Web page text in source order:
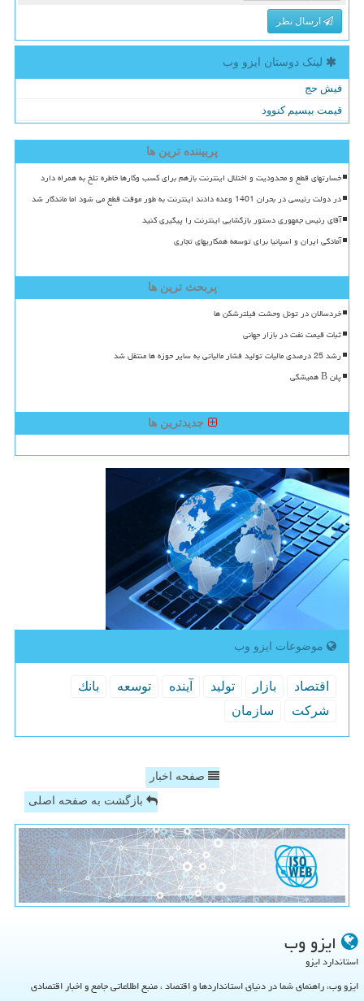
ارسال نظر
لینک دوستان ایزو وب
فیش حج
قیمت بیسیم کنوود
پربیننده ترین ها
خسارتهای قطع و محدودیت و اختلال اینترنت بازهم برای کسب وکارها خاطره تلخ به همراه دارد
در دولت رئیسی در بحران 1401 وعده دادند اینترنت به طور موقت قطع می شود اما ماندگار شد
آقای رئیس جمهوری دستور بازگشایی اینترنت را پیگیری کنید
آمادگی ایران و اسپانیا برای توسعه همکاریهای تجاری
پربحث ترین ها
خردسالان در تونل وحشت فیلترشکن ها
ثبات قیمت نفت در بازار جهانی
رشد 25 درصدی مالیات تولید فشار مالیاتی به سایر حوزه ها منتقل شد
پلن B همیشگی
جدیدترین ها
موضوعات ایزو وب
اقتصاد بازار تولید آینده توسعه
بانك
شركت
سازمان
صفحه اخبار
بازگشت به صفحه اصلی
ایزو وب
استاندارد ایزو
ایزو وب، راهنمای شما در دنیای استانداردها و اقتصاد ، منبع اطلاعاتی جامع و اخبار اقتصادی